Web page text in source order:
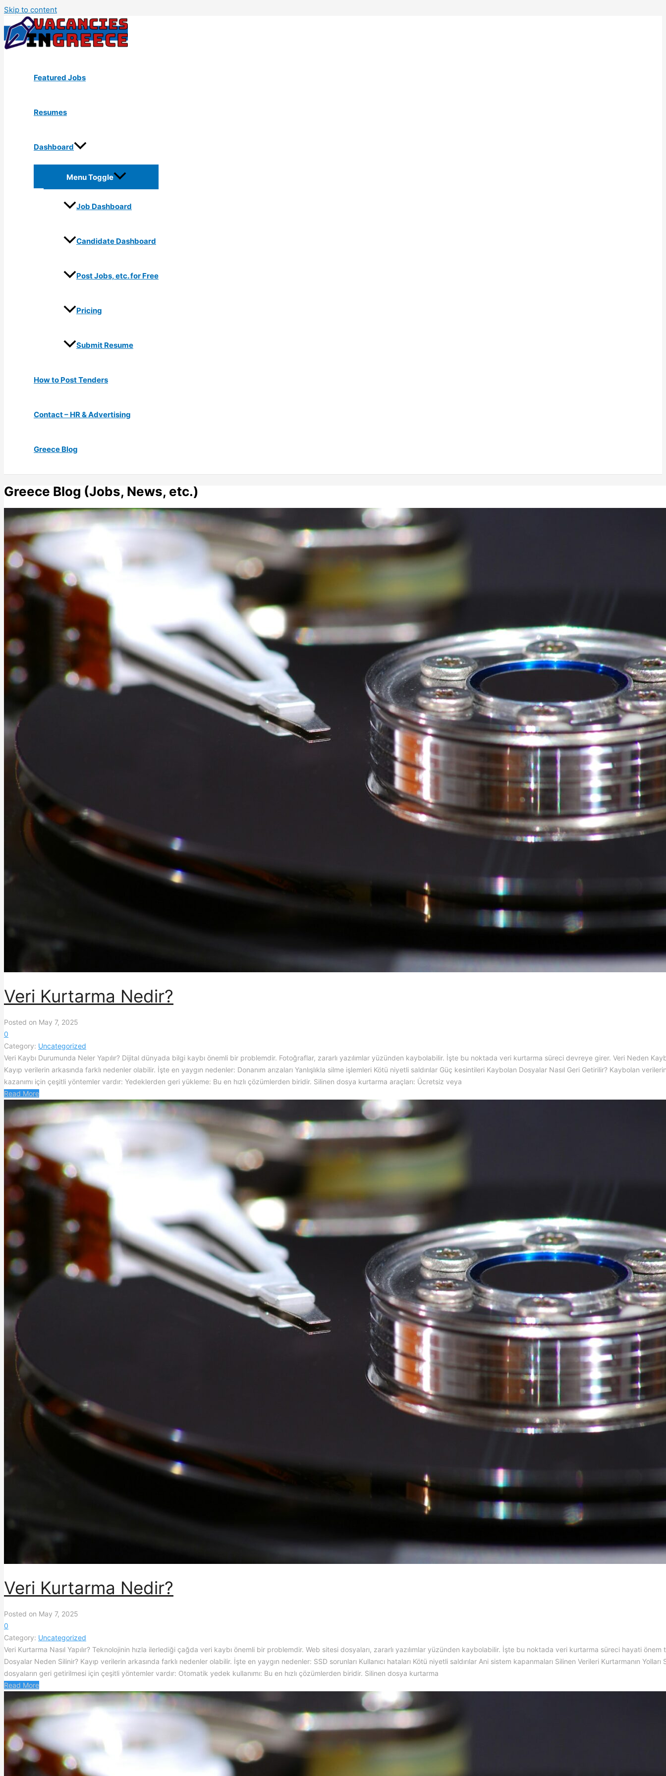
Skip to content
Featured Jobs
Resumes
Dashboard
Menu Toggle
Job Dashboard
Candidate Dashboard
Post Jobs, etc. for Free
Pricing
Submit Resume
How to Post Tenders
Contact – HR & Advertising
Greece Blog
Greece Blog (Jobs, News, etc.)
Veri Kurtarma Nedir?
Posted on May 7, 2025
0
Category: Uncategorized
Veri Kaybı Durumunda Neler Yapılır? Dijital dünyada bilgi kaybı önemli bir problemdir. Fotoğraflar, zararlı yazılımlar yüzünden kaybolabilir. İşte bu noktada veri kurtarma süreci devreye girer. Veri Neden
Kayıp verilerin arkasında farklı nedenler olabilir. İşte en yaygın nedenler: Donanım arızaları Yanlışlıkla silme işlemleri Kötü niyetli saldırılar Güç kesintileri Kaybolan Dosyalar Nasıl Geri Getirilir? Kaybolan
kazanımı için çeşitli yöntemler vardır: Yedeklerden geri yükleme: Bu en hızlı çözümlerden biridir. Silinen dosya kurtarma araçları: Ücretsiz veya
Read More
Veri Kurtarma Nedir?
Posted on May 7, 2025
0
Category: Uncategorized
Veri Kurtarma Nasıl Yapılır? Teknolojinin hızla ilerlediği çağda veri kaybı önemli bir problemdir. Web sitesi dosyaları, zararlı yazılımlar yüzünden kaybolabilir. İşte bu noktada veri kurtarma süreci hayati önem
Dosyalar Neden Silinir? Kayıp verilerin arkasında farklı nedenler olabilir. İşte en yaygın nedenler: SSD sorunları Kullanıcı hataları Kötü niyetli saldırılar Ani sistem kapanmaları Silinen Verileri Kurtarmanın Yolları
dosyaların geri getirilmesi için çeşitli yöntemler vardır: Otomatik yedek kullanımı: Bu en hızlı çözümlerden biridir. Silinen dosya kurtarma
Read More